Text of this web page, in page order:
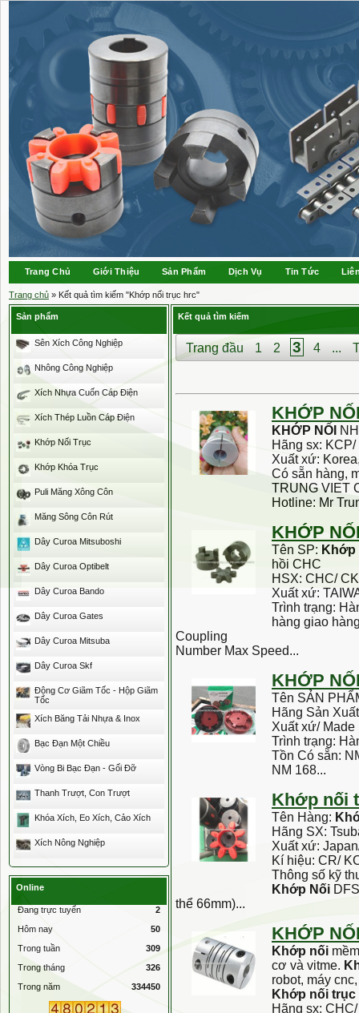
Trang Chủ Giới Thiệu Sản Phẩm Dịch Vụ Tin Tức
Trang chủ » Kết quả tìm kiếm "Khớp nối trục hrc"
Kết quả tìm kiếm
Trang đầu 1 2 3 4 ...
KHỚP
KHỚP NỐI
Hãng sx:
Xuất xứ:
Có sẵn hàng,
TRUNG VIET
Hotline: Mr
KHỚP
Tên SP: Khớp
hồi CHC
HSX: CHC/
Xuất xứ:
Trình trạng:
hàng giao
Coupling
Number Max Speed...
KHỚP
Tên SẢN
Hãng Sản
Xuất xứ/ Made
Trình trạng:
Tồn Có sẵn:
NM 168...
Khớp nối
Tên Hàng:
Hãng SX:
Xuất xứ:
Kí hiệu: CR/
Thông số kỹ
Khớp Nối
thể 66mm)...
KHỚP
Khớp nối
cơ và vitme.
robot, máy
Khớp nối trục
Hãng sx:
Sản phẩm
Sên Xích Công Nghiệp
Nhông Công Nghiệp
Xích Nhựa Cuốn Cáp Điện
Xích Thép Luồn Cáp Điện
Khớp Nối Trục
Khớp Khóa Trục
Puli Măng Xông Côn
Măng Sông Côn Rút
Dây Curoa Mitsuboshi
Dây Curoa Optibelt
Dây Curoa Bando
Dây Curoa Gates
Dây Curoa Mitsuba
Dây Curoa Skf
Động Cơ Giãm Tốc - Hộp Giãm
Tốc
Xích Băng Tải Nhựa & Inox
Bạc Đạn Một Chiều
Vòng Bi Bạc Đạn - Gối Đỡ
Thanh Trượt, Con Trượt
Khóa Xích, Eo Xích, Cảo Xích
Xích Nông Nghiệp
Online
Đang trực tuyến
2
Hôm nay
50
Trong tuần
309
Trong tháng
326
Trong năm
334450